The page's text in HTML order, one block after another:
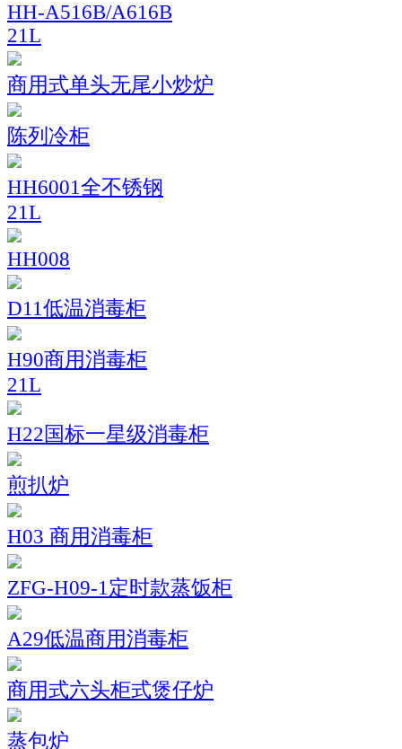
HH-A516B/A616B
21L
商用式单头无尾小炒炉
陈列冷柜
HH6001全不锈钢
21L
HH008
D11低温消毒柜
H90商用消毒柜
21L
H22国标一星级消毒柜
煎扒炉
H03 商用消毒柜
ZFG-H09-1定时款蒸饭柜
A29低温商用消毒柜
商用式六头柜式煲仔炉
蒸包炉